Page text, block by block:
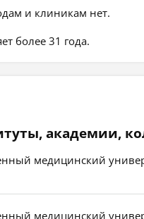
и клиникам нет.
более 31 года.
академии,
медицинский
медицинский